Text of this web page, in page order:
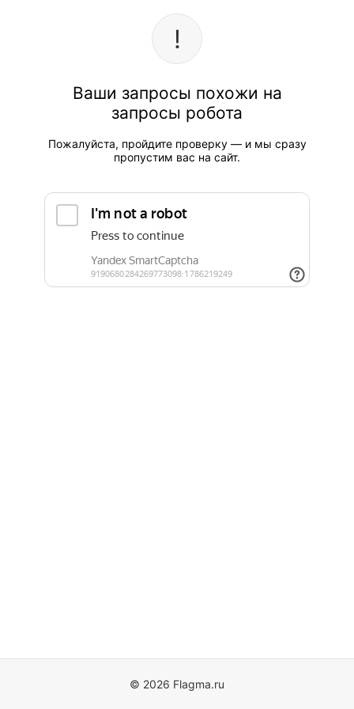
Ваши запросы похожи на
запросы робота
Пожалуйста, пройдите проверку — и мы сразу
пропустим вас на сайт.
© 2026 Flagma.ru